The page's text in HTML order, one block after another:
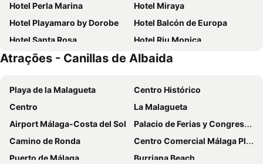
Hotel Perla Marina
Hotel Miraya
Hotel Playamaro by Dorobe
Hotel Balcón de Europa
Hotel Santa Rosa
Hotel Riu Monica
Hotel Toboso Chaparil
Hotel Torremar - Mares
Beneste Villa Flamenca Hotel
MB Boutique Hotel
Hostal Marissal by Dorobe
Hotel Los Arcos
Apartamento La Canela
Mainake Costa del Sol
Hotel Bajamar
Hostal Luna de Nerja HMA 02340
Hotel Nerja Club
Hotel Al Andalus
Atrações - Canillas de Albaida
Playa de la Malagueta
Centro Histórico
Centro
La Malagueta
Airport Málaga-Costa del Sol
Palacio de Ferias y Congresos de Málaga
Camino de Ronda
Centro Comercial Málaga Plaza
Puerto de Málaga
Burriana Beach